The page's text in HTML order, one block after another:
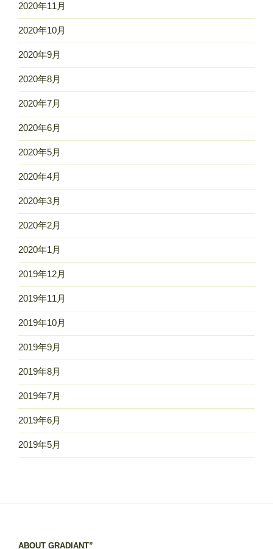
2020年11月
2020年10月
2020年9月
2020年8月
2020年7月
2020年6月
2020年5月
2020年4月
2020年3月
2020年2月
2020年1月
2019年12月
2019年11月
2019年10月
2019年9月
2019年8月
2019年7月
2019年6月
2019年5月
ABOUT GRADIANT”